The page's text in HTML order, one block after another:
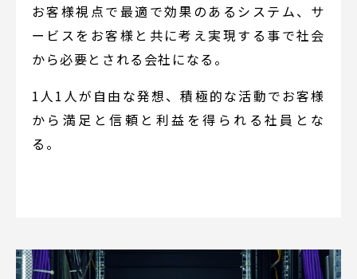
お客様視点で最適で効果のあるシステム、サ
ービスをお客様と共に考え実現する事で社会
から必要とされる会社になる。
1人1人が自由な発想、積極的な活動でお客様
から満足と信頼と利益を得られる社員とな
る。